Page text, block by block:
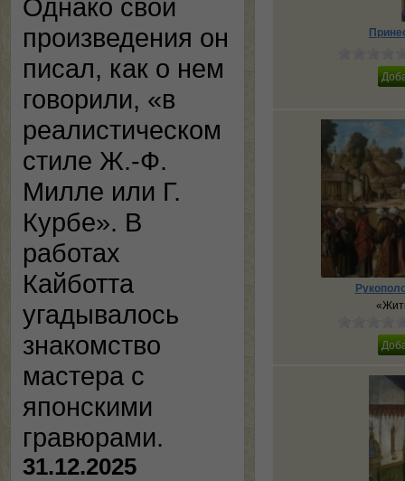
Однако свои
произведения он
писал, как о нем
говорили, «в
реалистическом
стиле Ж.-Ф.
Милле или Г.
Курбе». В
работах
Кайботта
угадывалось
знакомство
мастера с
японскими
гравюрами.
31.12.2025